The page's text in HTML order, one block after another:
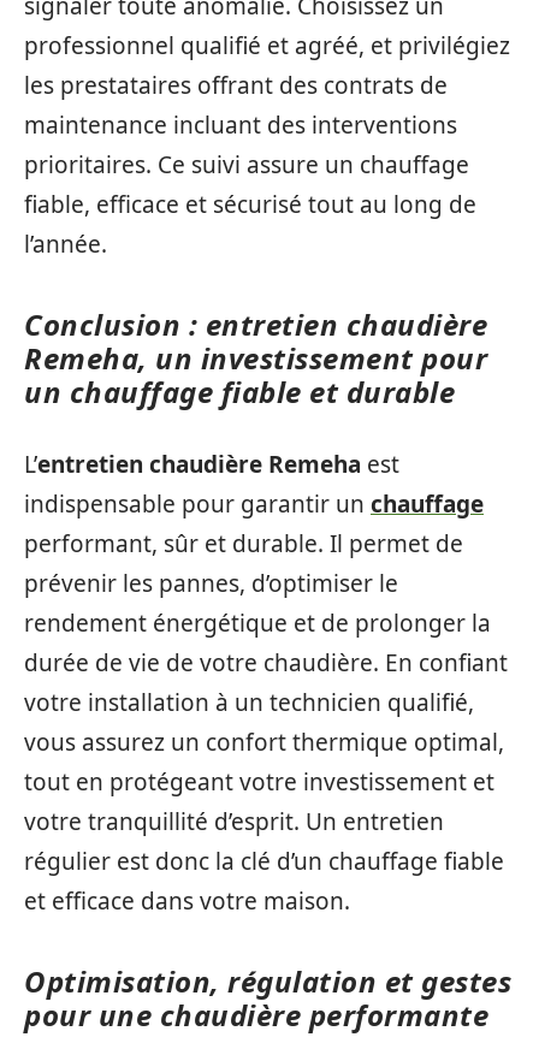
professionnel qualifié et agréé, et privilégiez
les prestataires offrant des contrats de
maintenance incluant des interventions
prioritaires. Ce suivi assure un chauffage
fiable, efficace et sécurisé tout au long de
l’année.
Conclusion : entretien chaudière
Remeha, un investissement pour
un chauffage fiable et durable
L’entretien chaudière Remeha est
indispensable pour garantir un chauffage
performant, sûr et durable. Il permet de
prévenir les pannes, d’optimiser le
rendement énergétique et de prolonger la
durée de vie de votre chaudière. En confiant
votre installation à un technicien qualifié,
vous assurez un confort thermique optimal,
tout en protégeant votre investissement et
votre tranquillité d’esprit. Un entretien
régulier est donc la clé d’un chauffage fiable
et efficace dans votre maison.
Optimisation, régulation et gestes
pour une chaudière performante